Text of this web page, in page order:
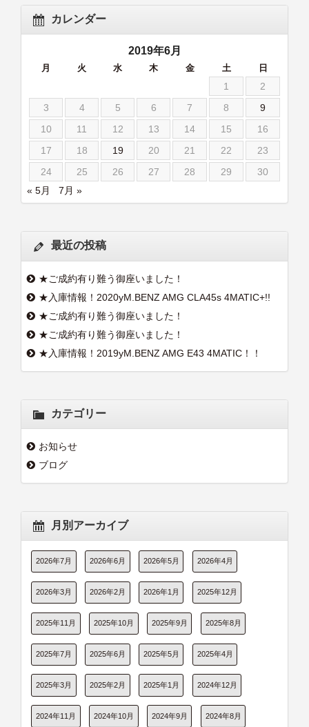
カレンダー
2019年6月
月 火 水 木 金 土 日
1
2
3
4 5 6 7 8
9
10
11 12 13 14 15
16
17
18 19 20 21 22
23
24
25 26 27 28 29
30
« 5月
7月 »
最近の投稿
★ご成約有り難う御座いました！
★入庫情報！2020yM.BENZ AMG CLA45s 4MATIC+!!
★ご成約有り難う御座いました！
★ご成約有り難う御座いました！
★入庫情報！2019yM.BENZ AMG E43 4MATIC！！
カテゴリー
お知らせ
ブログ
月別アーカイブ
2026年7月 2026年6月 2026年5月 2026年4月
2026年3月 2026年2月 2026年1月 2025年12月
2025年11月 2025年10月 2025年9月 2025年8月
2025年7月 2025年6月 2025年5月 2025年4月
2025年3月 2025年2月 2025年1月 2024年12月
2024年11月 2024年10月 2024年9月 2024年8月